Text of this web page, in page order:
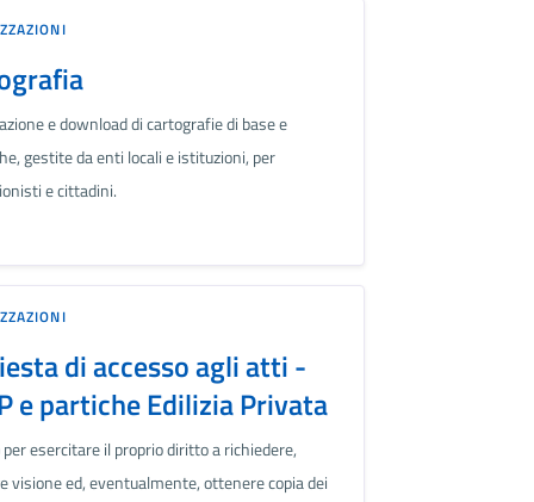
e download di cartografie di base e
gestite da enti locali e istituzioni, per
e cittadini.
di accesso agli atti -
e partiche Edilizia Privata
esercitare il proprio diritto a richiedere,
visione ed, eventualmente, ottenere copia dei